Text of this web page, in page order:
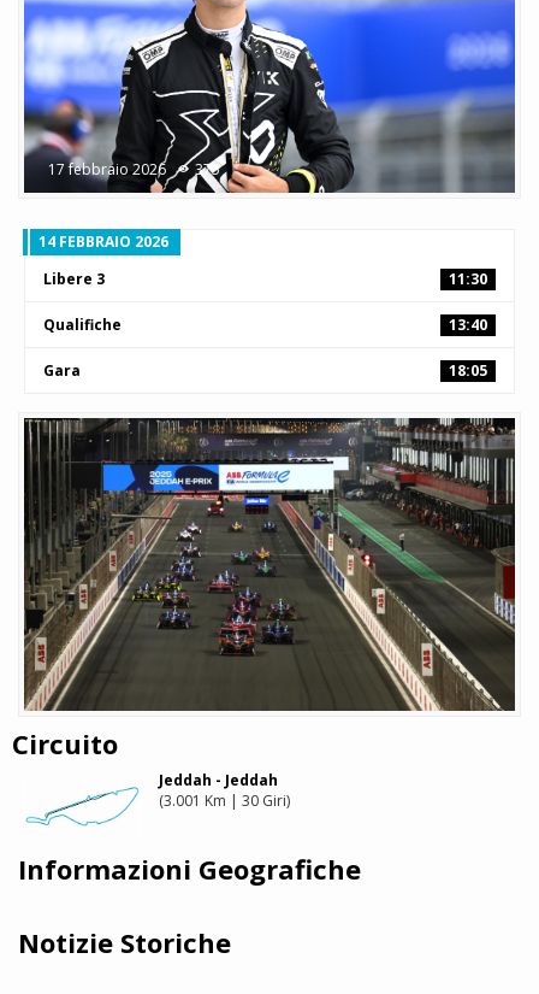
17 febbraio 2026 375
14 FEBBRAIO 2026
Libere 3
11:30
Qualifiche 13:40
Gara 18:05
Circuito
Jeddah - Jeddah
(3.001 Km | 30 Giri)
Informazioni Geografiche
Notizie Storiche